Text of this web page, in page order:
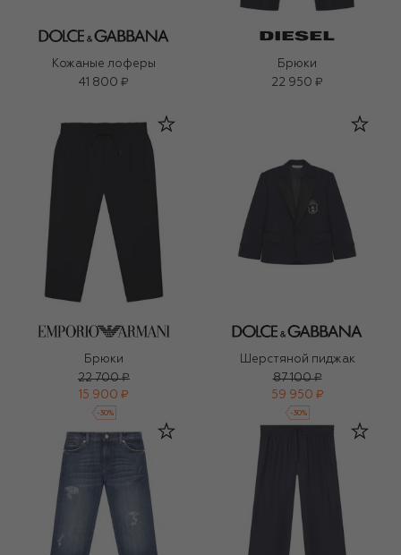
Кожаные лоферы
41 800 ₽
Брюки
22 950 ₽
Брюки
22 700 ₽
15 900 ₽
-30%
Шерстяной пиджак
87 100 ₽
59 950 ₽
-30%